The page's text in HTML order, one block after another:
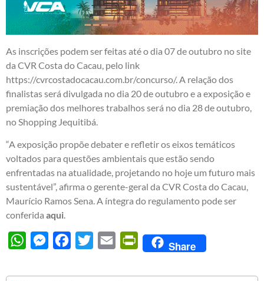
As inscrições podem ser feitas até o dia 07 de outubro no site
da CVR Costa do Cacau, pelo link
https://cvrcostadocacau.com.br/concurso/. A relação dos
finalistas será divulgada no dia 20 de outubro e a exposição e
premiação dos melhores trabalhos será no dia 28 de outubro,
no Shopping Jequitibá.
“A exposição propõe debater e refletir os eixos temáticos
voltados para questões ambientais que estão sendo
enfrentadas na atualidade, projetando no hoje um futuro mais
sustentável”, afirma o gerente-geral da CVR Costa do Cacau,
Maurício Ramos Sena. A íntegra do regulamento pode ser
conferida aqui.
WhatsAppMessengerFacebook
Twitter Email PrintFriendly
Share